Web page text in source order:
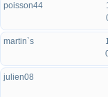
poisson44
martin`s
julien08